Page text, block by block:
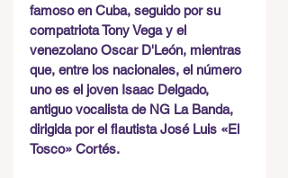
famoso en Cuba, seguido por su
compatriota Tony Vega y el
venezolano Oscar D'León, mientras
que, entre los nacionales, el número
uno es el joven Isaac Delgado,
antiguo vocalista de NG La Banda,
dirigida por el flautista José Luis «El
Tosco» Cortés.